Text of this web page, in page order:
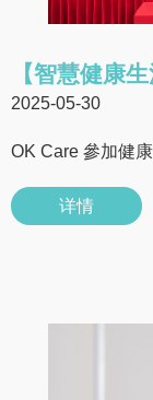
【智慧健康
2025-05-30
OK Care 參加健
详情